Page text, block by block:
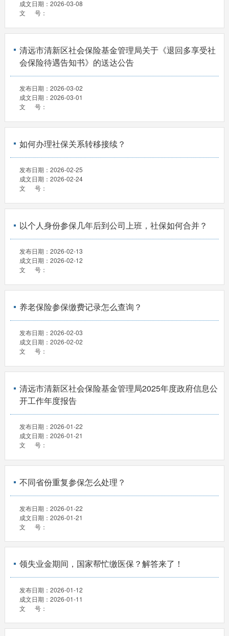
成文日期： 2026-03-08
文 号：
清远市清新区社会保险基金管理局关于《退回多享受社
会保险待遇告知书》的送达公告
发布日期： 2026-03-02
成文日期： 2026-03-01
文 号：
如何办理社保关系转移接续？
发布日期： 2026-02-25
成文日期： 2026-02-24
文 号：
以个人身份参保几年后到公司上班，社保如何合并？
发布日期： 2026-02-13
成文日期： 2026-02-12
文 号：
养老保险参保缴费记录怎么查询？
发布日期： 2026-02-03
成文日期： 2026-02-02
文 号：
清远市清新区社会保险基金管理局2025年度政府信息公
开工作年度报告
发布日期： 2026-01-22
成文日期： 2026-01-21
文 号：
不同省份重复参保怎么处理？
发布日期： 2026-01-22
成文日期： 2026-01-21
文 号：
领失业金期间，国家帮忙缴医保？解答来了！
发布日期： 2026-01-12
成文日期： 2026-01-11
文 号：